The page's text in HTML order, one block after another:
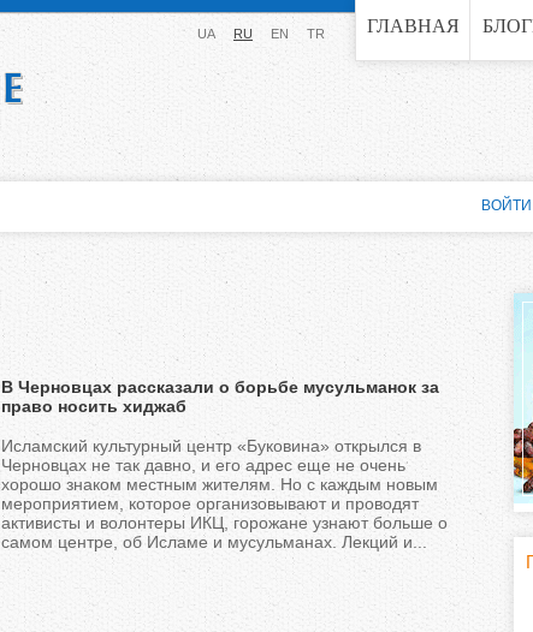
Jump to navigation ГЛАВНАЯ
UA RU EN TR
В Черновцах рассказали о борьбе мусульманок за
право носить хиджаб
Исламский культурный центр «Буковина» открылся в
Черновцах не так давно, и его адрес еще не очень
хорошо знаком местным жителям. Но с каждым новым
мероприятием, которое организовывают и проводят
активисты и волонтеры ИКЦ, горожане узнают больше о
самом центре, об Исламе и мусульманах. Лекций и...
ВОЙТИ